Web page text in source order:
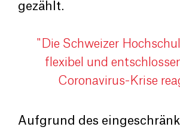
gezählt.
"Die Schweizer
flexibel und
Coronavirus-Krise
Aufgrund des